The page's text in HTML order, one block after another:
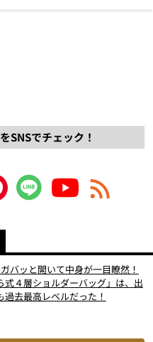
SNSでチェック！
バッと開いて中身が一目瞭然！
式４層ショルダーバッグ」は、出
過去最高レベルだった！